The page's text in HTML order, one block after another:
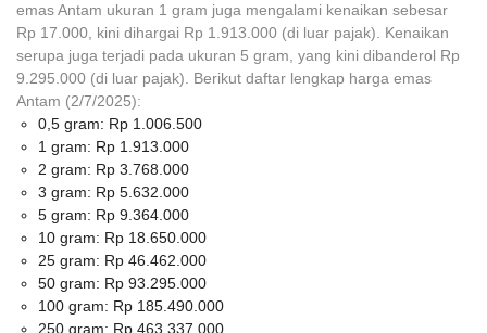
emas Antam ukuran 1 gram juga mengalami kenaikan sebesar
Rp 17.000, kini dihargai Rp 1.913.000 (di luar pajak). Kenaikan
serupa juga terjadi pada ukuran 5 gram, yang kini dibanderol Rp
9.295.000 (di luar pajak). Berikut daftar lengkap harga emas
Antam (2/7/2025):
0,5 gram: Rp 1.006.500
1 gram: Rp 1.913.000
2 gram: Rp 3.768.000
3 gram: Rp 5.632.000
5 gram: Rp 9.364.000
10 gram: Rp 18.650.000
25 gram: Rp 46.462.000
50 gram: Rp 93.295.000
100 gram: Rp 185.490.000
250 gram: Rp 463.337.000